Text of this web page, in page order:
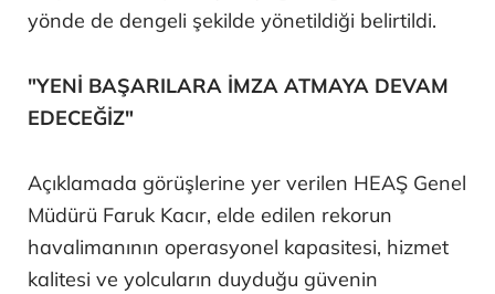
yönde de dengeli şekilde yönetildiği belirtildi.
"YENİ BAŞARILARA İMZA ATMAYA DEVAM
EDECEĞİZ"
Açıklamada görüşlerine yer verilen HEAŞ Genel
Müdürü Faruk Kacır, elde edilen rekorun
havalimanının operasyonel kapasitesi, hizmet
kalitesi ve yolcuların duyduğu güvenin